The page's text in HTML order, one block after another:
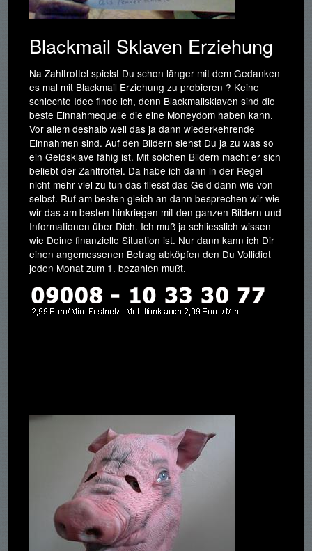
Blackmail Sklaven Erziehung
Na Zahltrottel spielst Du schon länger mit dem Gedanken
es mal mit Blackmail Erziehung zu probieren ? Keine
schlechte Idee finde ich, denn Blackmailsklaven sind die
beste Einnahmequelle die eine Moneydom haben kann.
Vor allem deshalb weil das ja dann wiederkehrende
Einnahmen sind. Auf den Bildern siehst Du ja zu was so
ein Geldsklave fähig ist. Mit solchen Bildern macht er sich
beliebt der Zahltrottel. Da habe ich dann in der Regel
nicht mehr viel zu tun das fliesst das Geld dann wie von
selbst. Ruf am besten gleich an dann besprechen wir wie
wir das am besten hinkriegen mit den ganzen Bildern und
Informationen über Dich. Ich muß ja schliesslich wissen
wie Deine finanzielle Situation ist. Nur dann kann ich Dir
einen angemessenen Betrag abköpfen den Du Vollidiot
jeden Monat zum 1. bezahlen mußt.